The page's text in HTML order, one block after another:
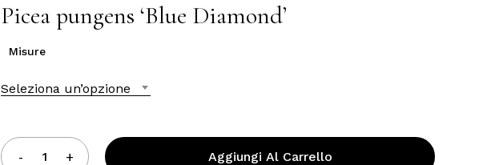
Picea pungens ‘Blue Diamond’
Misure
Seleziona un’opzione
Aggiungi Al Carrello